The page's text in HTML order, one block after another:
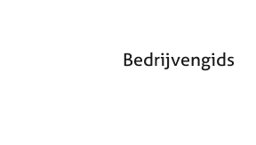
Bedrijvengids